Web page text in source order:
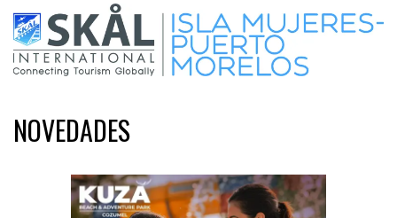
NOVEDADES